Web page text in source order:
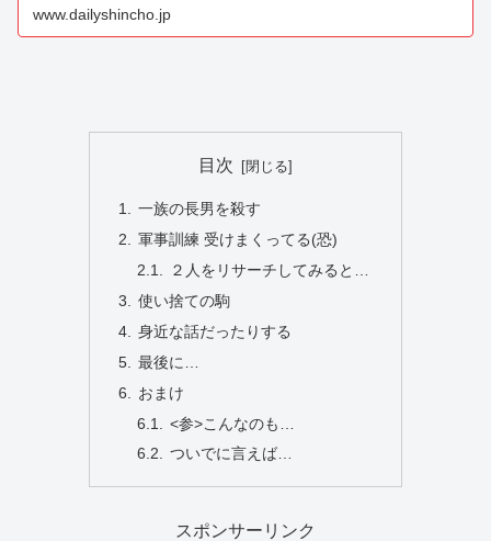
www.dailyshincho.jp
目次
一族の長男を殺す
軍事訓練 受けまくってる(恐)
２人をリサーチしてみると…
使い捨ての駒
身近な話だったりする
最後に…
おまけ
<参>こんなのも…
ついでに言えば…
スポンサーリンク